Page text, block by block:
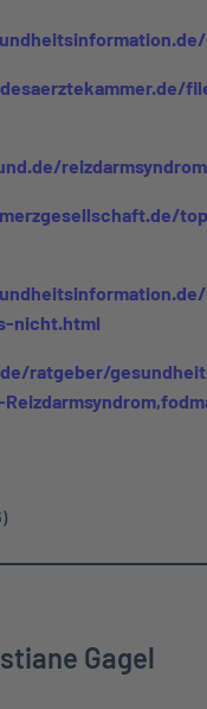
nicht.html
ratgeber/
Gagel